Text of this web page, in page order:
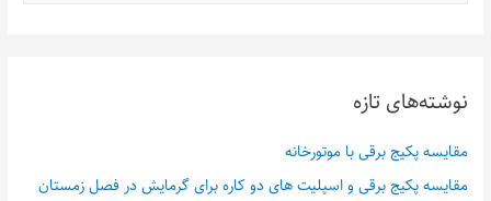
نوشته‌های تازه
مقایسه پکیج برقی با موتورخانه
مقایسه پکیج برقی و اسپلیت های دو کاره برای گرمایش در فصل زمستان